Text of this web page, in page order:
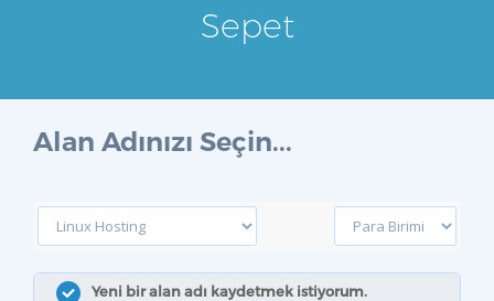
Sepet
Alan Adınızı Seçin...
Yeni bir alan adı kaydetmek istiyorum.